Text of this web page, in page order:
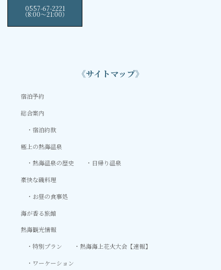
0557-67-2221
（8:00〜21:00）
《サイトマップ》
宿泊予約
総合案内
宿泊約款
極上の熱海温泉
熱海温泉の歴史
日帰り温泉
豪快な磯料理
お昼の食事処
海が香る旅館
熱海観光情報
特別プラン
熱海海上花火大会【速報】
ワーケーション